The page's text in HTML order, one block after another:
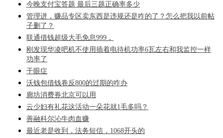
今晚支付宝答题 最后三题正确率多少
管理进，赚品专区卖东西是违规还是咋的了？怎么把我以前帖
子删了？
联通借钱超级大毛免息999，
刚发现华凌吧机不使用插着电待机功率6瓦左右和我监控一样
功率了
干眼症
沃钱包借钱卷反800的过期的咋办
廊坊消费券北京可以用
云少妇有礼花这活动一朵花就1毛多吗？
善融科尔沁牛肉血赚
最近老是收到，法务短信，1068开头的